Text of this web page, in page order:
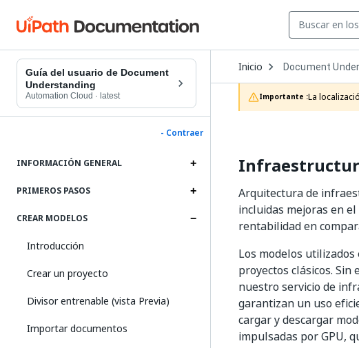
Guía del usuario de Document
Understanding
Automation Cloud · latest
- Contraer
INFORMACIÓN GENERAL
PRIMEROS PASOS
CREAR MODELOS
Introducción
Crear un proyecto
Divisor entrenable (vista Previa)
Importar documentos
Inicio Open
Dropdown
to
choose
product
Document
Importante :La
Arquitectura de
incluidas mejoras en
rentabilidad en
Los modelos
proyectos clásicos.
nuestro servicio de
garantizan un uso
cargar y descargar
impulsadas por GPU,